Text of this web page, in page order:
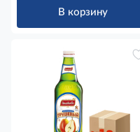
В корзину